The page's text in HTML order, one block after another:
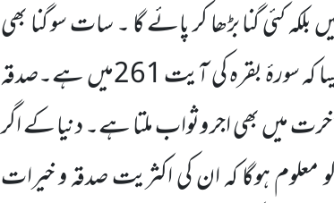
بلکہ کئی گنا بڑھا کر پائے گا ۔ سات سو گنا بھی
ہوسکتا ہے اور اس سے لاکھوں گنا زائد بھی جیسا کہ سورۂ بقرہ کی آیت 261میں ہے۔صدقہ
میں بھی اجر وثواب ملتا ہے۔ دنیا کے اگر
ہوگا کہ ان کی اکثریت صدقہ و خیرات